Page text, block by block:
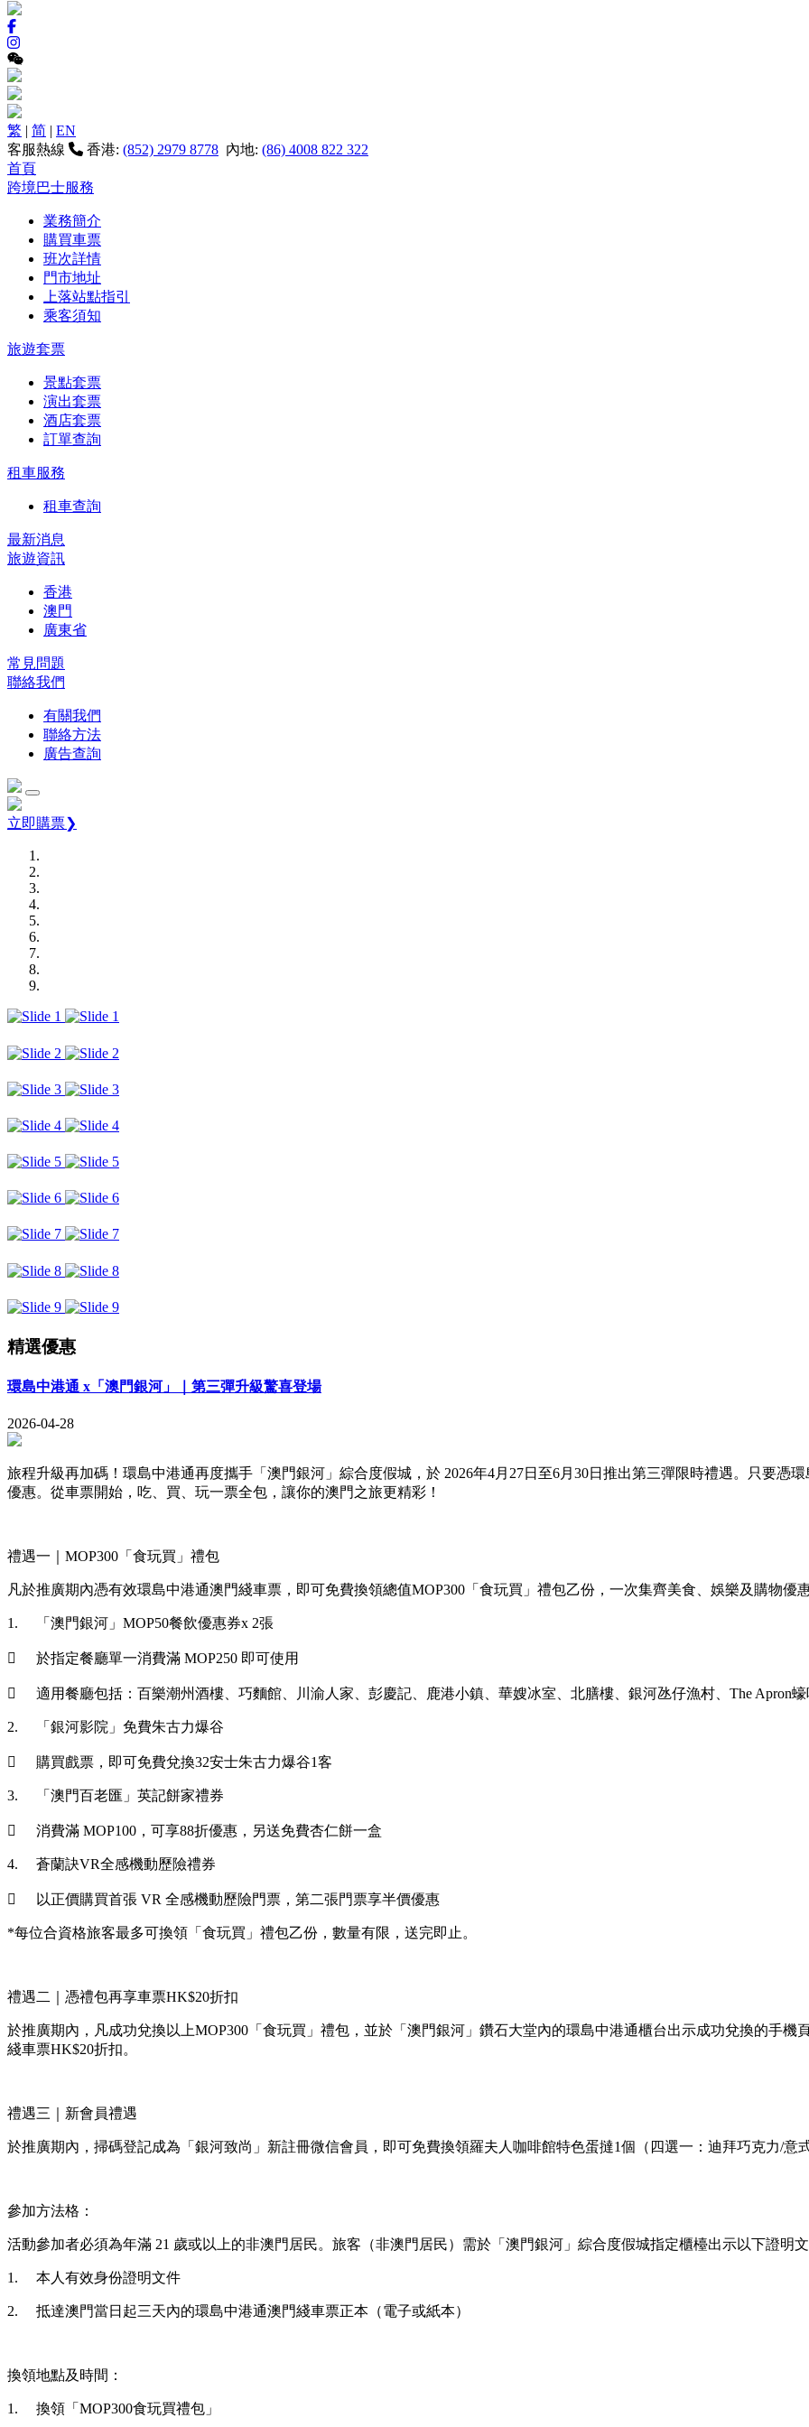
繁 | 简 | EN
客服熱線
香港: (852) 2979 8778 內地: (86) 4008 822 322
首頁
跨境巴士服務
業務簡介
購買車票
班次詳情
門市地址
上落站點指引
乘客須知
旅遊套票
景點套票
演出套票
酒店套票
訂單查詢
租車服務
租車查詢
最新消息
旅遊資訊
香港
澳門
廣東省
常見問題
聯絡我們
有關我們
聯絡方法
廣告查詢
立即購票❯
精選優惠
環島中港通 x「澳門銀河」｜第三彈升級驚喜登場
2026-04-28
旅程升級再加碼！環島中港通再度攜手「澳門銀河」綜合度假城，於 2026年4月27日至6月30日推出第三彈限時禮遇。只要憑
優惠。從車票開始，吃、買、玩一票全包，讓你的澳門之旅更精彩！
禮遇一｜MOP300「食玩買」禮包
凡於推廣期內憑有效環島中港通澳門綫車票，即可免費換領總值MOP300「食玩買」禮包乙份，一次集齊美食、娛樂及購物優
1. 「澳門銀河」MOP50餐飲優惠券x 2張
 於指定餐廳單一消費滿 MOP250 即可使用
 適用餐廳包括：百樂潮州酒樓、巧麵館、川渝人家、彭慶記、鹿港小鎮、華嫂冰室、北膳樓、銀河氹仔漁村、The Apron
2. 「銀河影院」免費朱古力爆谷
 購買戲票，即可免費兌換32安士朱古力爆谷1客
3. 「澳門百老匯」英記餅家禮券
 消費滿 MOP100，可享88折優惠，另送免費杏仁餅一盒
4. 蒼蘭訣VR全感機動歷險禮券
 以正價購買首張 VR 全感機動歷險門票，第二張門票享半價優惠
*每位合資格旅客最多可換領「食玩買」禮包乙份，數量有限，送完即止。
禮遇二｜憑禮包再享車票HK$20折扣
於推廣期內，凡成功兌換以上MOP300「食玩買」禮包，並於「澳門銀河」鑽石大堂內的環島中港通櫃台出示成功兌換的手
綫車票HK$20折扣。
禮遇三｜新會員禮遇
於推廣期內，掃碼登記成為「銀河致尚」新註冊微信會員，即可免費換領羅夫人咖啡館特色蛋撻1個（四選一：迪拜巧克力/意
參加方法格：
活動參加者必須為年滿 21 歲或以上的非澳門居民。旅客（非澳門居民）需於「澳門銀河」綜合度假城指定櫃檯出示以下證明
1. 本人有效身份證明文件
2. 抵達澳門當日起三天內的環島中港通澳門綫車票正本（電子或紙本）
換領地點及時間：
1. 換領「MOP300食玩買禮包」